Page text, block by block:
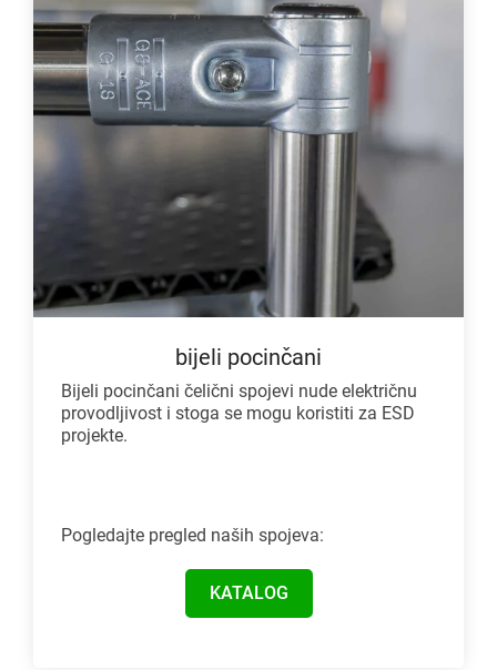
bijeli pocinčani
Bijeli pocinčani čelični spojevi nude električnu
provodljivost i stoga se mogu koristiti za ESD
projekte.
Pogledajte pregled naših spojeva:
KATALOG